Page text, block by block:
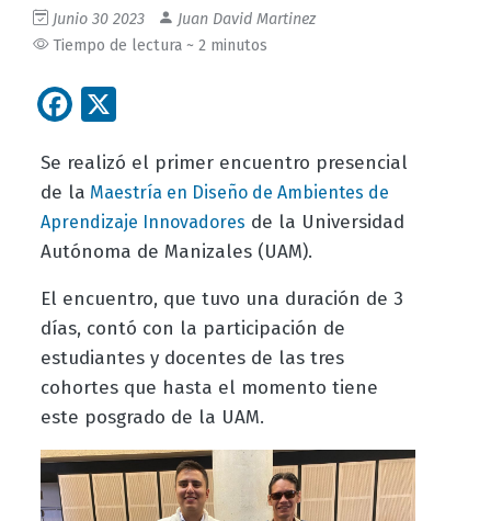
Junio 30 2023
Juan David Martinez
Tiempo de lectura ~ 2 minutos
Facebook
Se realizó el primer encuentro presencial
de la Maestría en Diseño de Ambientes de
Aprendizaje Innovadores de la Universidad
Autónoma de Manizales (UAM).
El encuentro, que tuvo una duración de 3
días, contó con la participación de
estudiantes y docentes de las tres
cohortes que hasta el momento tiene
este posgrado de la UAM.